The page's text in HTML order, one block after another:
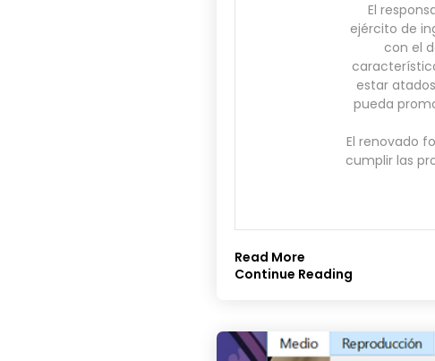
El
ejército de
con el
estar
pueda
El renovado
cumplir las
Read More
Continue Reading